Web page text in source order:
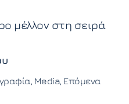
μέλλον στη σειρά
Media Επόμενα